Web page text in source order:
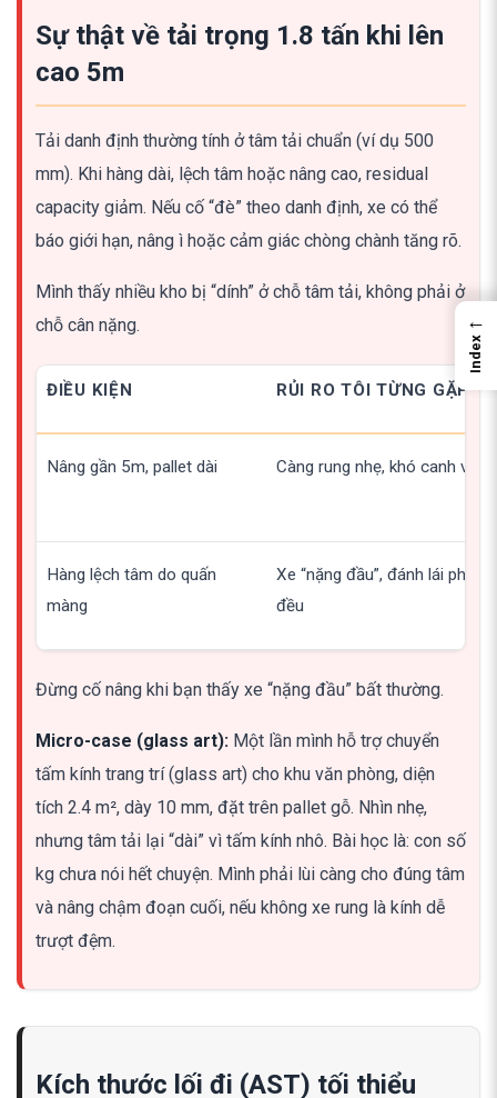
Sự thật về tải trọng 1.8 tấn khi lên
cao 5m
Tải danh định thường tính ở tâm tải chuẩn (ví dụ 500
mm). Khi hàng dài, lệch tâm hoặc nâng cao, residual
capacity giảm. Nếu cố “đè” theo danh định, xe có thể
báo giới hạn, nâng ì hoặc cảm giác chòng chành tăng rõ.
Mình thấy nhiều kho bị “dính” ở chỗ tâm tải, không phải ở
chỗ cân nặng.
ĐIỀU KIỆN RỦI RO TÔI TỪNG GẶP
Nâng gần 5m, pallet dài Càng rung nhẹ, khó canh vào
Hàng lệch tâm do quấn
màng
Xe “nặng đầu”, đánh lái phải
đều
Đừng cố nâng khi bạn thấy xe “nặng đầu” bất thường.
Micro-case (glass art): Một lần mình hỗ trợ chuyển
tấm kính trang trí (glass art) cho khu văn phòng, diện
tích 2.4 m², dày 10 mm, đặt trên pallet gỗ. Nhìn nhẹ,
nhưng tâm tải lại “dài” vì tấm kính nhô. Bài học là: con số
kg chưa nói hết chuyện. Mình phải lùi càng cho đúng tâm
và nâng chậm đoạn cuối, nếu không xe rung là kính dễ
trượt đệm.
Kích thước lối đi (AST) tối thiểu
←
Index